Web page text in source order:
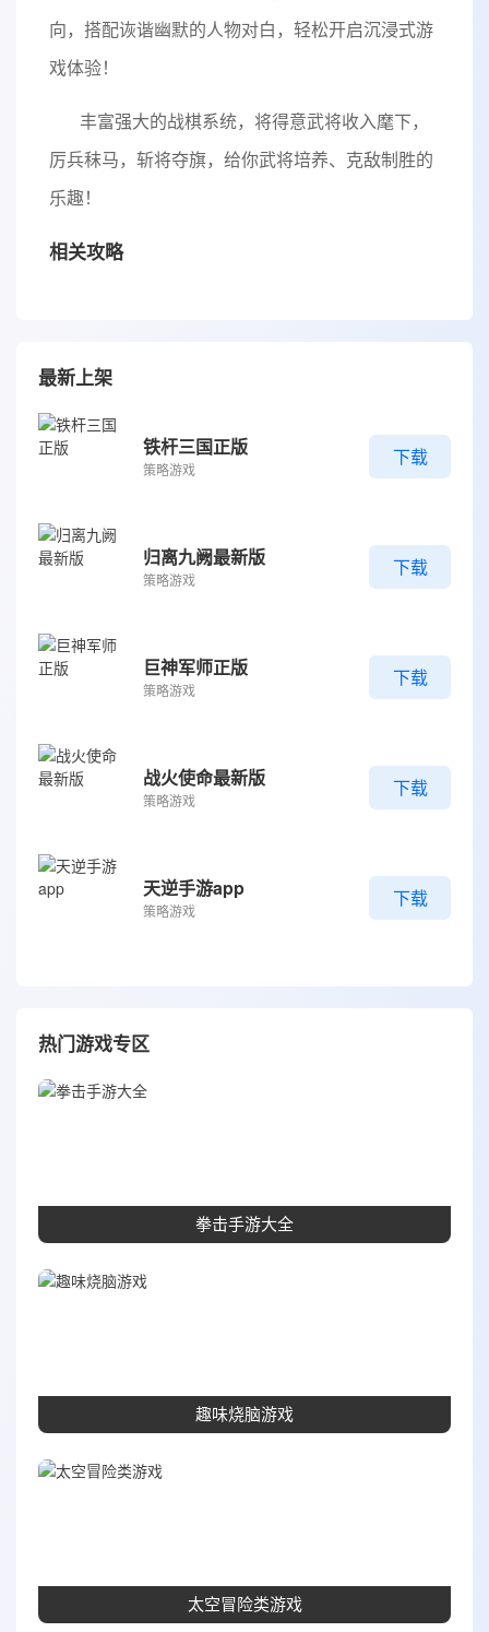
向，搭配诙谐幽默的人物对白，轻松开启沉浸式游
戏体验！
丰富强大的战棋系统，将得意武将收入麾下，
厉兵秣马，斩将夺旗，给你武将培养、克敌制胜的
乐趣！
相关攻略
最新上架
铁杆三国正版
策略游戏
下载
归离九阙最新版
策略游戏
下载
巨神军师正版
策略游戏
下载
战火使命最新版
策略游戏
下载
天逆手游app
策略游戏
下载
热门游戏专区
拳击手游大全
趣味烧脑游戏
太空冒险类游戏